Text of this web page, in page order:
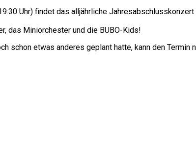
Uhr) findet das alljährliche
das Miniorchester und die BUBO-Kids!
schon etwas anderes geplant hatte, kann den Termin